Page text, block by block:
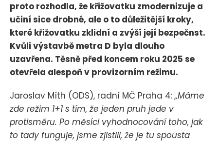
proto rozhodla, že křižovatku zmodernizuje a
učiní sice drobné, ale o to důležitější kroky,
které křižovatku zklidní a zvýší její bezpečnst.
Kvůli výstavbě metra D byla dlouho
uzavřena. Těsně před koncem roku 2025 se
otevřela alespoň v provizorním režimu.
Jaroslav Míth (ODS), radní MČ Praha 4:„Máme
zde režim 1+1 s tím, že jeden pruh jede v
protisměru. Po měsíci vyhodnocování toho, jak
to tady funguje, jsme zjistili, že je tu spousta